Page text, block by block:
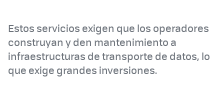
Estos servicios exigen que los operadores
construyan y den mantenimiento a
infraestructuras de transporte de datos, lo
que exige grandes inversiones.